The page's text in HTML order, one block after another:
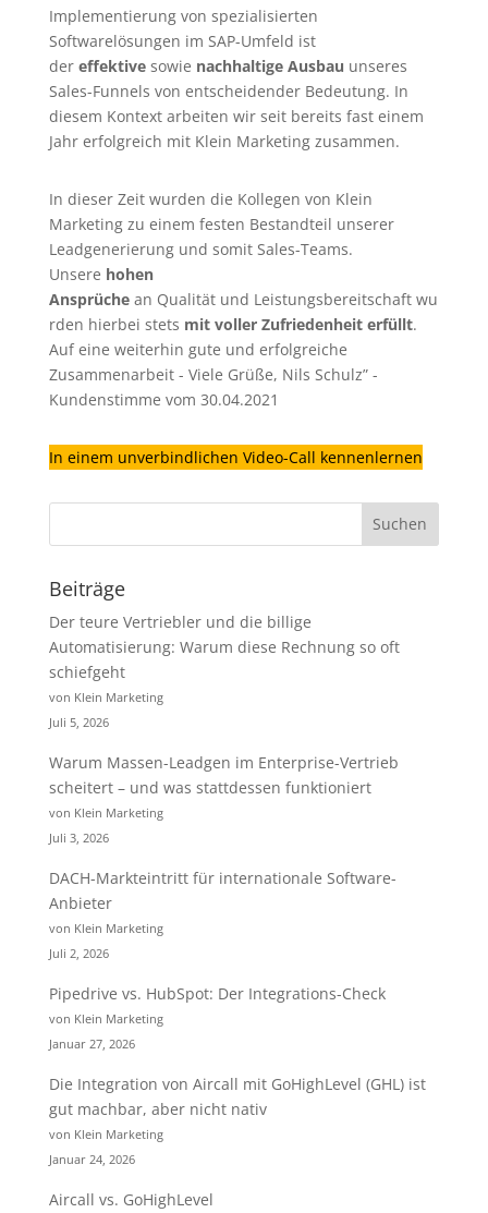
Implementierung von spezialisierten
Softwarelösungen im SAP-Umfeld ist
der effektive sowie nachhaltige Ausbau unseres
Sales-Funnels von entscheidender Bedeutung. In
diesem Kontext arbeiten wir seit bereits fast einem
Jahr erfolgreich mit Klein Marketing zusammen.
In dieser Zeit wurden die Kollegen von Klein
Marketing zu einem festen Bestandteil unserer
Leadgenerierungund somit Sales-Teams.
Unsere hohen
Ansprüchean Qualität und Leistungsbereitschaft wu
rden hierbei stets mit voller Zufriedenheit erfüllt.
Auf eine weiterhin gute und erfolgreiche
Zusammenarbeit - Viele Grüße, Nils Schulz” -
Kundenstimme vom 30.04.2021
In einem unverbindlichen Video-Call kennenlernen
Beiträge
Der teure Vertriebler und die billige
Automatisierung: Warum diese Rechnung so oft
schiefgeht
von Klein Marketing
Juli 5, 2026
Warum Massen-Leadgen im Enterprise-Vertrieb
scheitert – und was stattdessen funktioniert
von Klein Marketing
Juli 3, 2026
DACH-Markteintritt für internationale Software-
Anbieter
von Klein Marketing
Juli 2, 2026
Pipedrive vs. HubSpot: Der Integrations-Check
von Klein Marketing
Januar 27, 2026
Die Integration von Aircall mit GoHighLevel (GHL) ist
gut machbar, aber nicht nativ
von Klein Marketing
Januar 24, 2026
Aircall vs. GoHighLevel